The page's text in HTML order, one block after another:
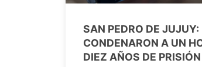
SAN PEDRO DE JUJUY:
CONDENARON A UN
DIEZ AÑOS DE